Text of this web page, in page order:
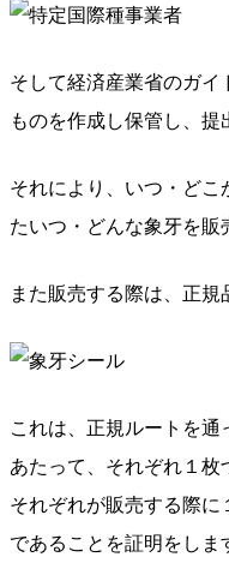
そして経済産業省のガイ
ものを作成し保管し、提
それにより、いつ・どこ
たいつ・どんな象牙を販
また販売する際は、正規
これは、正規ルートを
あたって、それぞれ１枚
それぞれが販売する際に
であることを証明をしま